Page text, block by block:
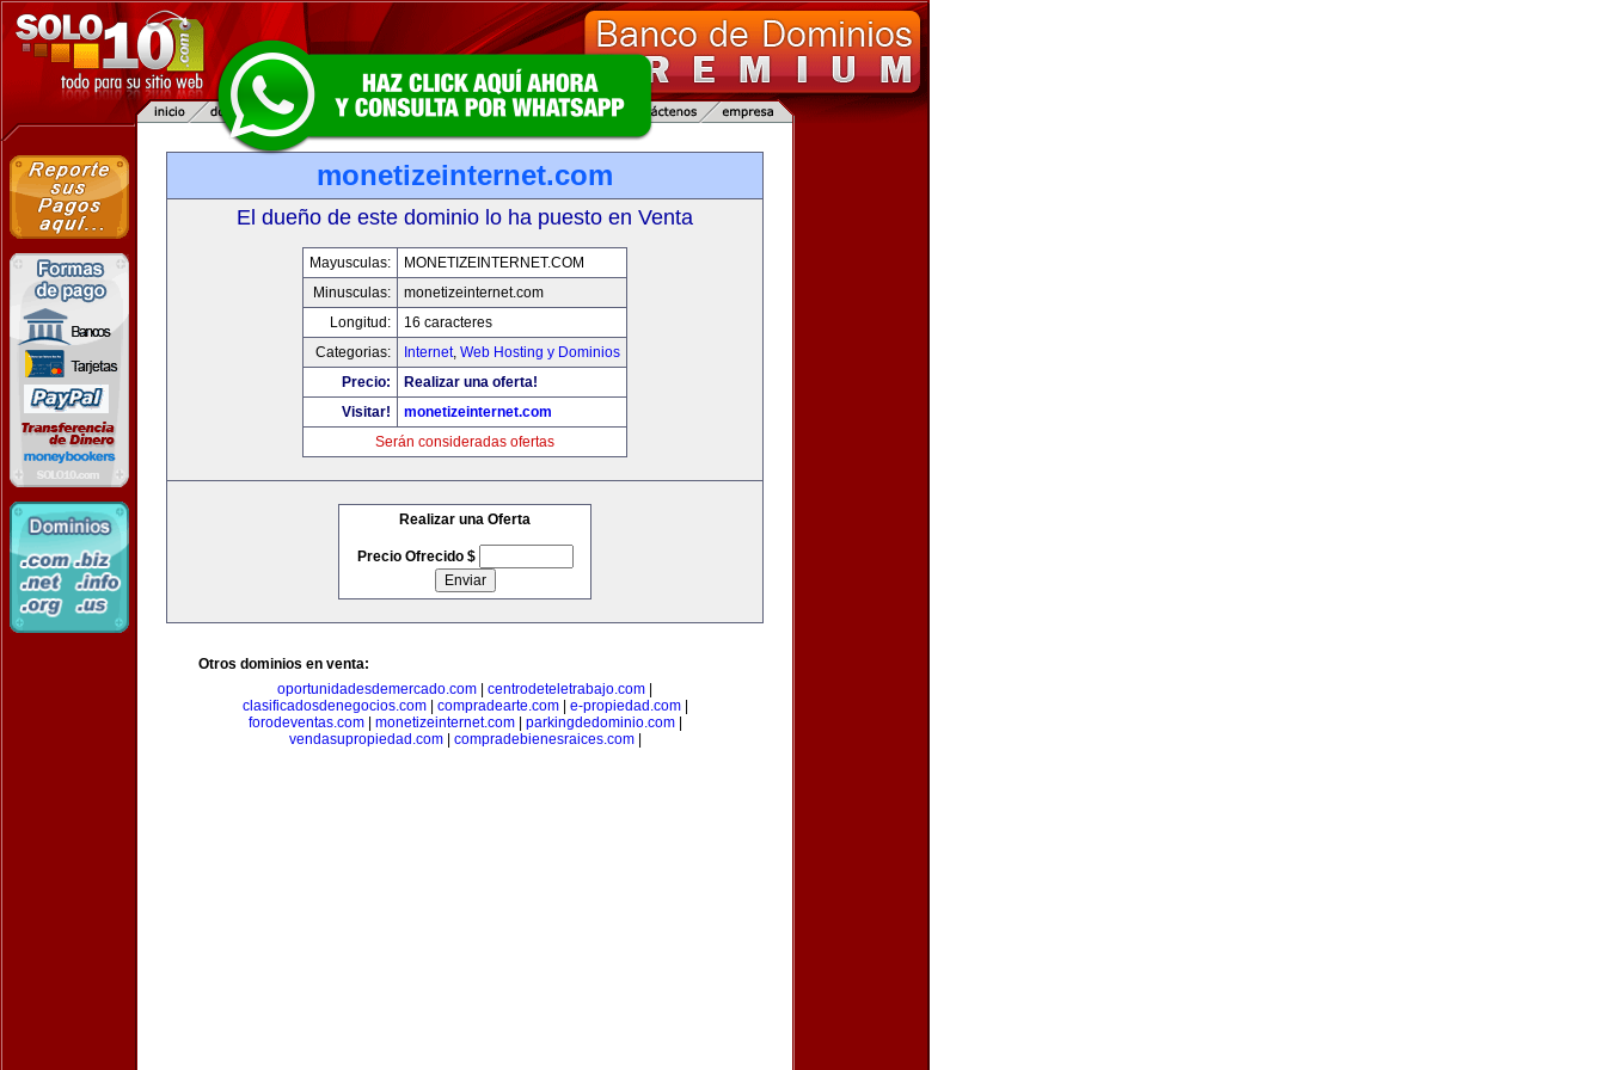
monetizeinternet.com
El dueño de este dominio lo ha puesto en Venta
Mayusculas:
MONETIZEINTERNET.COM
Minusculas:
monetizeinternet.com
Longitud:
16 caracteres
Categorias:
Internet, Web Hosting y Dominios
Precio:
Realizar una oferta!
Visitar!
monetizeinternet.com
Serán consideradas ofertas
Realizar una Oferta
Precio Ofrecido $
Otros dominios en venta:
oportunidadesdemercado.com
centrodeteletrabajo.com
clasificadosdenegocios.com| compradearte.com| e-propiedad.com|
forodeventas.com| monetizeinternet.com| parkingdedominio.com|
vendasupropiedad.com| compradebienesraices.com|